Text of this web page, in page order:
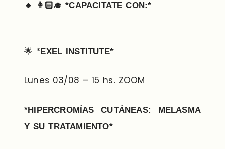
🔸 👩🏻‍🎓 *CAPACITATE CON:*
🌟 *EXEL INSTITUTE*
Lunes 03/08 – 15 hs. ZOOM
*HIPERCROMÍAS CUTÁNEAS: MELASMA
Y SU TRATAMIENTO*